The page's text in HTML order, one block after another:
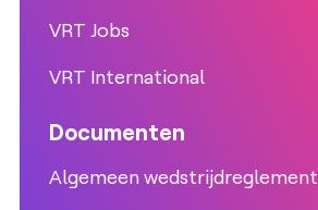
VRT Jobs
VRT International
Documenten
Algemeen wedstrijdreglement